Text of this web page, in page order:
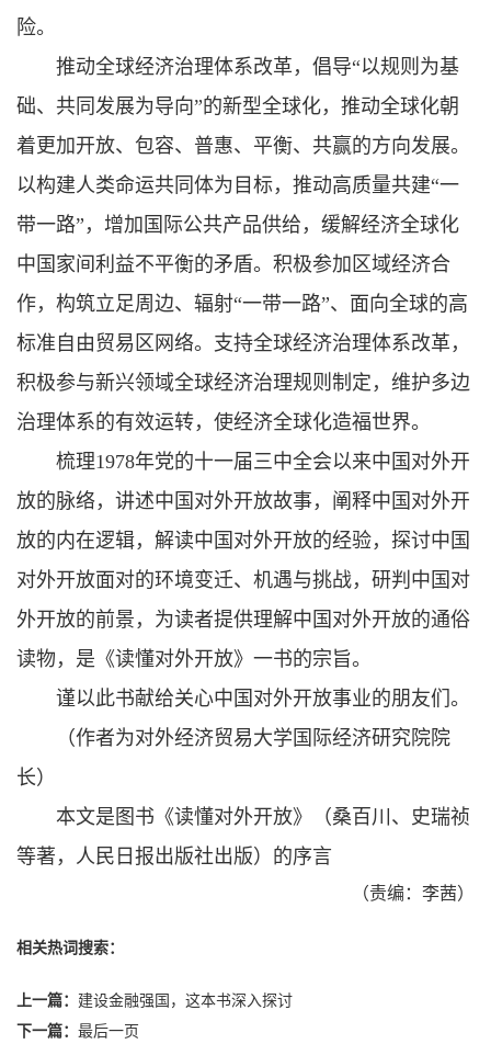
险。
推动全球经济治理体系改革，倡导“以规则为基
础、共同发展为导向”的新型全球化，推动全球化朝
着更加开放、包容、普惠、平衡、共赢的方向发展。
以构建人类命运共同体为目标，推动高质量共建“一
带一路”，增加国际公共产品供给，缓解经济全球化
中国家间利益不平衡的矛盾。积极参加区域经济合
作，构筑立足周边、辐射“一带一路”、面向全球的高
标准自由贸易区网络。支持全球经济治理体系改革，
积极参与新兴领域全球经济治理规则制定，维护多边
治理体系的有效运转，使经济全球化造福世界。
梳理1978年党的十一届三中全会以来中国对外开
放的脉络，讲述中国对外开放故事，阐释中国对外开
放的内在逻辑，解读中国对外开放的经验，探讨中国
对外开放面对的环境变迁、机遇与挑战，研判中国对
外开放的前景，为读者提供理解中国对外开放的通俗
读物，是《读懂对外开放》一书的宗旨。
谨以此书献给关心中国对外开放事业的朋友们。
（作者为对外经济贸易大学国际经济研究院院
长）
本文是图书《读懂对外开放》（桑百川、史瑞祯
等著，人民日报出版社出版）的序言
（责编：李茜）
相关热词搜索：
上一篇： 建设金融强国，这本书深入探讨
下一篇： 最后一页